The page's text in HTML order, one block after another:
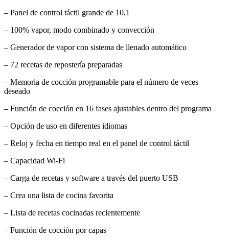
– Panel de control táctil grande de 10,1
– 100% vapor, modo combinado y convección
– Generador de vapor con sistema de llenado automático
– 72 recetas de repostería preparadas
– Memoria de cocción programable para el número de veces
deseado
– Función de cocción en 16 fases ajustables dentro del programa
– Opción de uso en diferentes idiomas
– Reloj y fecha en tiempo real en el panel de control táctil
– Capacidad Wi-Fi
– Carga de recetas y software a través del puerto USB
– Crea una lista de cocina favorita
– Lista de recetas cocinadas recientemente
– Función de cocción por capas